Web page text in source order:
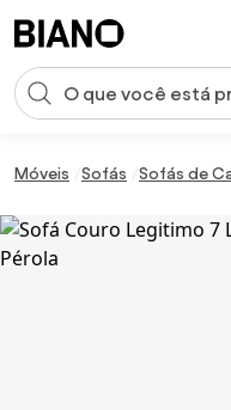
Entrada de pesquisa
Móveis Sofás Sofás de